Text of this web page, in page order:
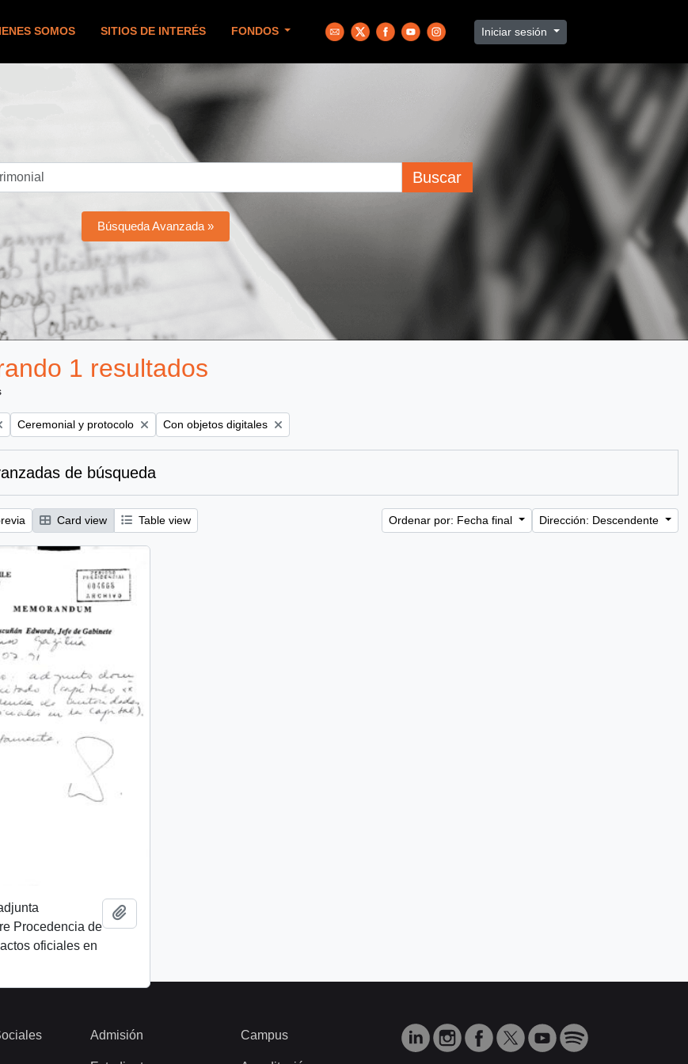
SOMOS SITIOS DE INTERÉS FONDOS Iniciar sesión
Buscar
Búsqueda Avanzada »
1 resultados
Remove filter:
Ceremonial y protocolo Remove filter:
Con objetos digitales
de búsqueda
Card view Table view Ordenar por: Fecha final Dirección: Descendente
Procedencia de
oficiales en
Admisión Campus